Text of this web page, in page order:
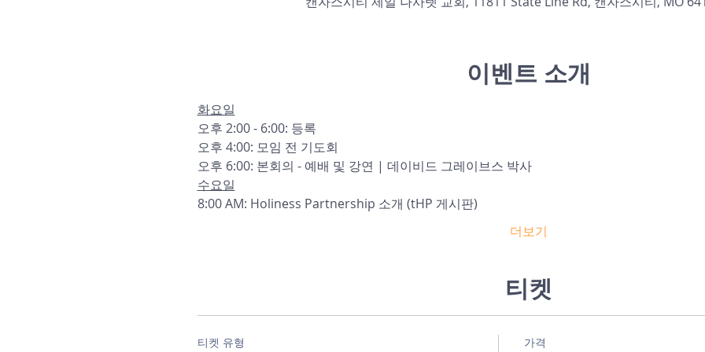
이벤트 소개
화요일
오후 2:00 - 6:00: 등록
오후 4:00: 모임 전 기도회
오후 6:00: 본회의 - 예배 및 강연 | 데이비드 그레이브스 박사
수요일
8:00 AM: Holiness Partnership 소개 (tHP 게시판)
더보기
티켓
티켓 유형 가격